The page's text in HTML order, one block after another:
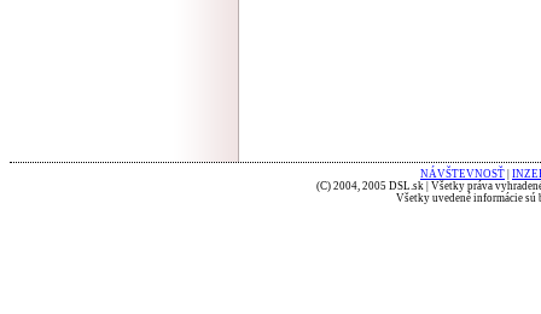
NÁVŠTEVNOSŤ
(C) 2004, 2005 DSL.sk | Všetky práva
Všetky uvedené informácie sú